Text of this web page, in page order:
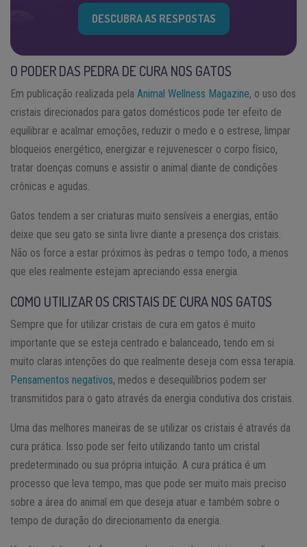
DESCUBRA AS RESPOSTAS
O PODER DAS PEDRA DE CURA NOS GATOS
Em publicação realizada pela Animal Wellness Magazine, o uso dos
cristais direcionados para gatos domésticos pode ter efeito de
equilibrar e acalmar emoções, reduzir o medo e o estrese, limpar
bloqueios energético, energizar e rejuvenescer o corpo físico,
tratar doenças comuns e assistir o animal diante de condições
crônicas e agudas.
Gatos tendem a ser criaturas muito sensíveis a energias, então
deixe que seu gato se sinta livre diante a presença dos cristais.
Não os force a estar próximos às pedras o tempo todo, a menos
que eles realmente estejam apreciando essa energia.
COMO UTILIZAR OS CRISTAIS DE CURA NOS GATOS
Sempre que for utilizar cristais de cura em gatos é muito
importante que se esteja centrado e balanceado, tendo em si
muito claras intenções do que realmente deseja com essa terapia.
Pensamentos negativos, medos e desequilíbrios podem ser
transmitidos para o gato através da energia condutiva dos cristais.
Uma das melhores maneiras de se utilizar os cristais é através da
cura prática. Isso pode ser feito utilizando tanto um cristal
predeterminado ou sua própria intuição. A cura prática é um
processo que leva tempo, mas que pode ser muito mais preciso
sobre a área do animal em que deseja atuar e também sobre o
tempo de duração do direcionamento da energia.